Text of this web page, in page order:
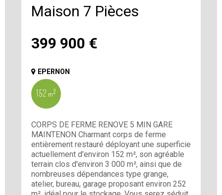
399 900 €
Maison 7 Pièces
EPERNON
152 m²
CORPS DE FERME RENOVE 5 MIN GARE
MAINTENON Charmant corps de ferme
entièrement restauré déployant une superficie
actuellement d'environ 152 m², son agréable
terrain clos d'environ 3 000 m², ainsi que de
nombreuses dépendances type grange,
atelier, bureau, garage proposant environ 252